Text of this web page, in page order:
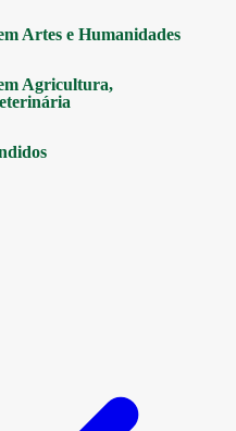
Artes e Humanidades
Agricultura,